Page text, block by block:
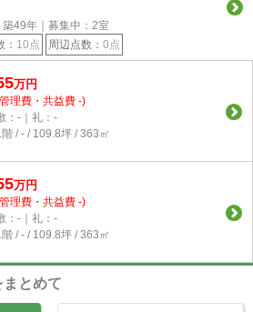
49年｜募集中： 2室
10点 周辺点数： 0点
万円
理費・共益費 -)
：-｜礼：-
階 / - / 109.8坪 / 363㎡
万円
理費・共益費 -)
：-｜礼：-
階 / - / 109.8坪 / 363㎡
とめて